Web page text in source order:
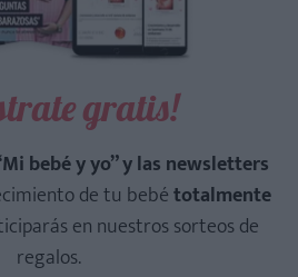
gratis!
bebé y yo” y las newsletters
de tu bebétotalmente
en nuestros sorteos de
regalos.